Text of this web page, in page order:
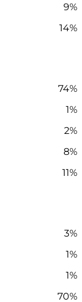
9%
14%
74%
1%
2%
8%
11%
3%
1%
1%
70%